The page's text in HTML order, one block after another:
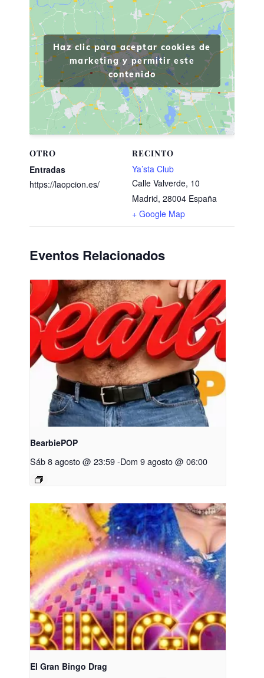
RECINTO
Ya’sta Club
Calle Valverde, 10
Madrid, 28004 España
+ Google Map
Haz clic para aceptar cookies de
marketing y permitir este
contenido
OTRO
Entradas
https://laopcion.es/
Eventos Relacionados
BearbiePOP
Sáb 8 agosto @ 23:59-Dom 9 agosto @ 06:00
El Gran Bingo Drag